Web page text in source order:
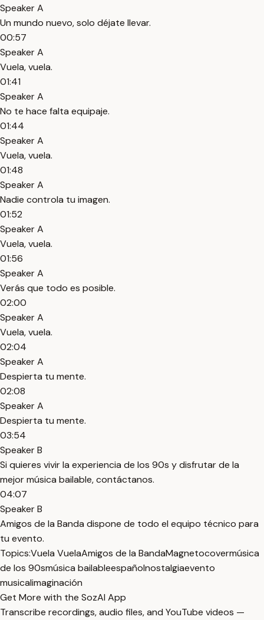
Speaker A
Un mundo nuevo, solo déjate llevar.
00:57
Speaker A
Vuela, vuela.
01:41
Speaker A
No te hace falta equipaje.
01:44
Speaker A
Vuela, vuela.
01:48
Speaker A
Nadie controla tu imagen.
01:52
Speaker A
Vuela, vuela.
01:56
Speaker A
Verás que todo es posible.
02:00
Speaker A
Vuela, vuela.
02:04
Speaker A
Despierta tu mente.
02:08
Speaker A
Despierta tu mente.
03:54
Speaker B
Si quieres vivir la experiencia de los 90s y disfrutar de la
mejor música bailable, contáctanos.
04:07
Speaker B
Amigos de la Banda dispone de todo el equipo técnico para
tu evento.
Topics:Vuela VuelaAmigos de la BandaMagnetocovermúsica
de los 90smúsica bailableespañolnostalgiaevento
musicalimaginación
Get More with the SozAI App
Transcribe recordings, audio files, and YouTube videos —